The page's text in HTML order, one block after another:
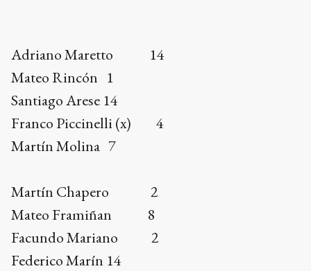
Adriano Maretto 14
Mateo Rincón 1
Santiago Arese 14
Franco Piccinelli (x) 4
Martín Molina 7
Martín Chapero 2
Mateo Framiñan 8
Facundo Mariano 2
Federico Marín 14